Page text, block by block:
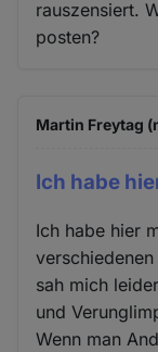
rauszensiert.
posten?
Martin Freytag
Ich habe
Ich habe hier
sah mich
und
Wenn man